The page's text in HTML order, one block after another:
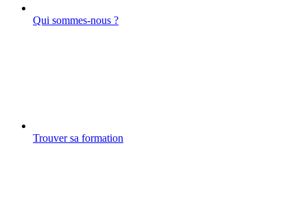
Qui sommes-nous ?
Trouver sa formation